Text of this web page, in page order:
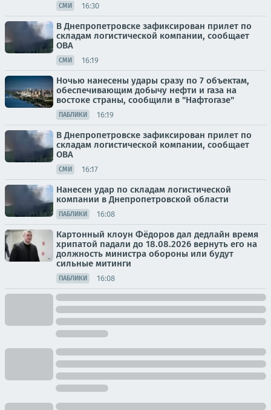
СМИ 16:30
В Днепропетровске зафиксирован прилет по
складам логистической компании, сообщает
ОВА
СМИ 16:19
Ночью нанесены удары сразу по 7 объектам,
обеспечивающим добычу нефти и газа на
востоке страны, сообщили в "Нафтогазе"
ПАБЛИКИ 16:19
В Днепропетровске зафиксирован прилет по
складам логистической компании, сообщает
ОВА
СМИ 16:17
Нанесен удар по складам логистической
компании в Днепропетровской области
ПАБЛИКИ 16:08
Картонный клоун Фёдоров дал дедлайн время
хрипатой падали до 18.08.2026 вернуть его на
должность министра обороны или будут
сильные митинги
ПАБЛИКИ 16:08